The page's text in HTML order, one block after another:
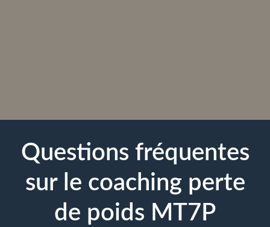
Questions fréquentes
sur le coaching perte
de poids MT7P